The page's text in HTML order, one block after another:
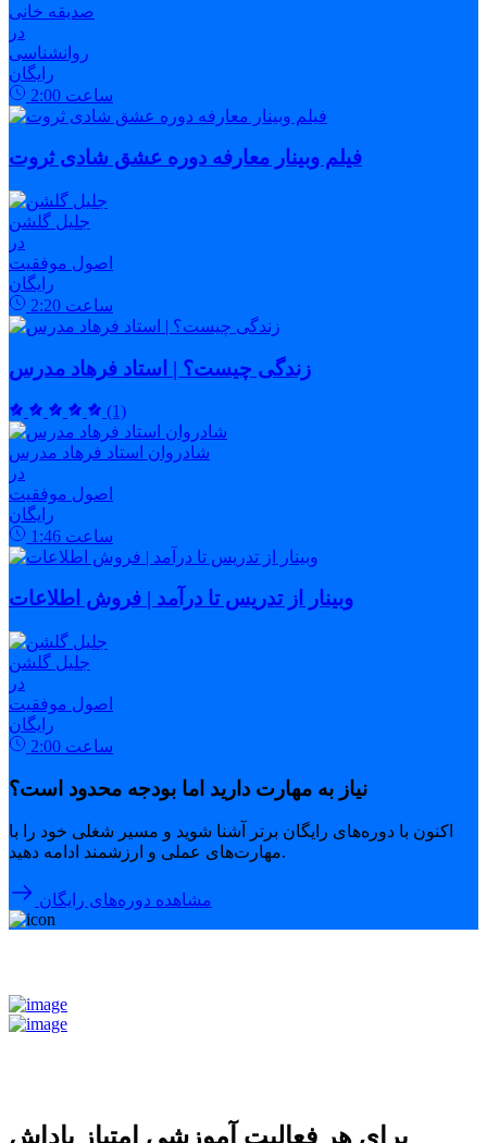
صدیقه خانی
در
روانشناسی
رایگان
2:00 ساعت
فیلم وبینار معارفه دوره عشق شادی ثروت
جلیل گلشن
در
اصول موفقیت
رایگان
2:20 ساعت
زندگی چیست؟ | استاد فرهاد مدرس
(1)
شادروان استاد فرهاد مدرس
در
اصول موفقیت
رایگان
1:46 ساعت
وبینار از تدریس تا درآمد | فروش اطلاعات
جلیل گلشن
در
اصول موفقیت
رایگان
2:00 ساعت
نیاز به مهارت دارید اما بودجه محدود است؟
اکنون با دوره‌های رایگان برتر آشنا شوید و مسیر شغلی خود را با
مهارت‌های عملی و ارزشمند ادامه دهید.
مشاهده دوره‌های رایگان
برای هر فعالیت آموزشی امتیاز پاداش